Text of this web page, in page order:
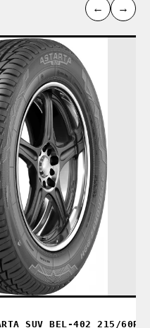
← →
SUV BEL-402 215/